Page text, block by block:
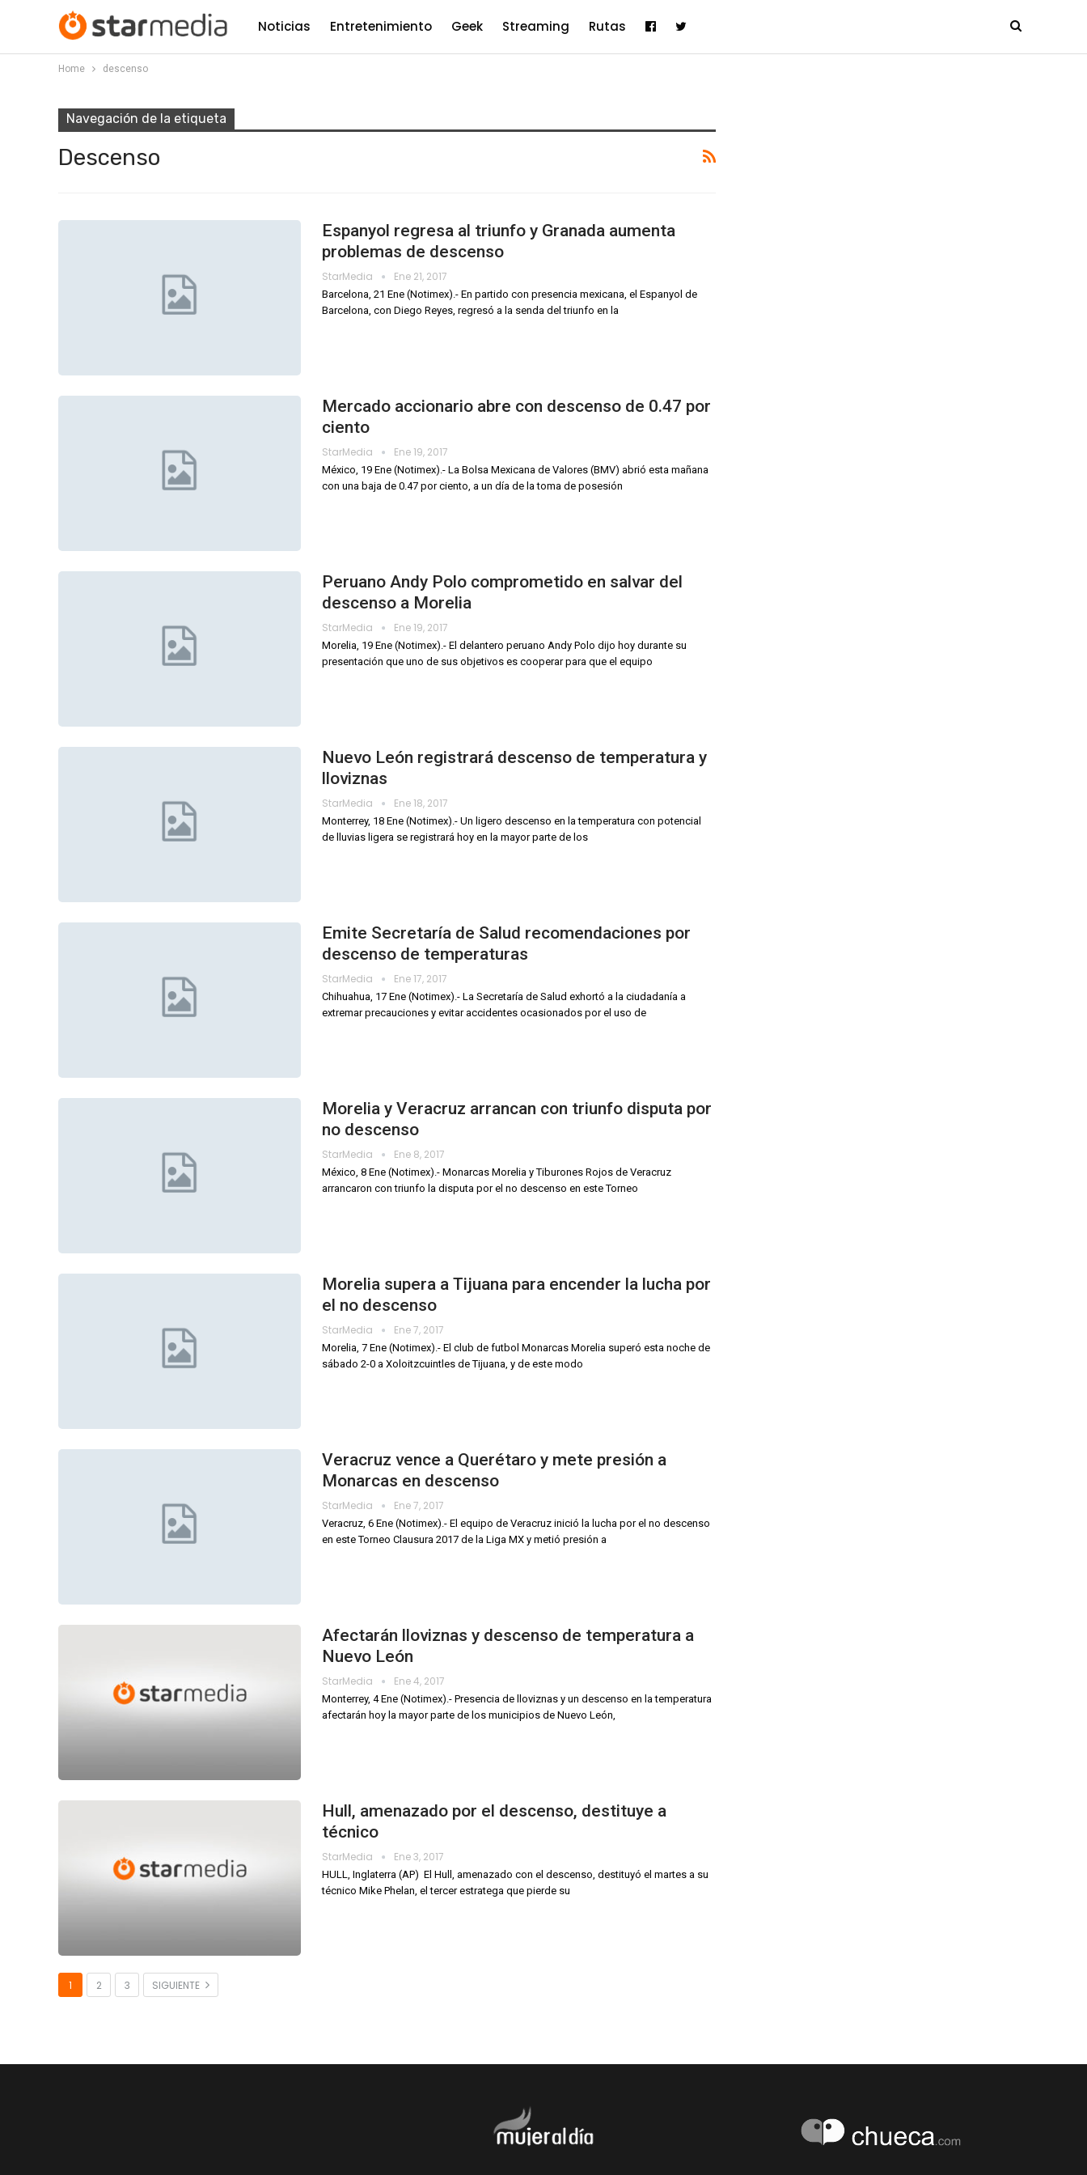
Noticias Entretenimiento Geek Streaming Rutas
Home descenso
Navegación de la etiqueta
Descenso
Espanyol regresa al triunfo y Granada aumenta
problemas de descenso
StarMedia Ene 21, 2017
Barcelona, 21 Ene (Notimex).- En partido con presencia mexicana, el Espanyol de
Barcelona, con Diego Reyes, regresó a la senda del triunfo en la
Mercado accionario abre con descenso de 0.47 por
ciento
StarMedia Ene 19, 2017
México, 19 Ene (Notimex).- La Bolsa Mexicana de Valores (BMV) abrió esta mañana
con una baja de 0.47 por ciento, a un día de la toma de posesión
Peruano Andy Polo comprometido en salvar del
descenso a Morelia
StarMedia Ene 19, 2017
Morelia, 19 Ene (Notimex).- El delantero peruano Andy Polo dijo hoy durante su
presentación que uno de sus objetivos es cooperar para que el equipo
Nuevo León registrará descenso de temperatura y
lloviznas
StarMedia Ene 18, 2017
Monterrey, 18 Ene (Notimex).- Un ligero descenso en la temperatura con potencial
de lluvias ligera se registrará hoy en la mayor parte de los
Emite Secretaría de Salud recomendaciones por
descenso de temperaturas
StarMedia Ene 17, 2017
Chihuahua, 17 Ene (Notimex).- La Secretaría de Salud exhortó a la ciudadanía a
extremar precauciones y evitar accidentes ocasionados por el uso de
Morelia y Veracruz arrancan con triunfo disputa por
no descenso
StarMedia Ene 8, 2017
México, 8 Ene (Notimex).- Monarcas Morelia y Tiburones Rojos de Veracruz
arrancaron con triunfo la disputa por el no descenso en este Torneo
Morelia supera a Tijuana para encender la lucha por
el no descenso
StarMedia Ene 7, 2017
Morelia, 7 Ene (Notimex).- El club de futbol Monarcas Morelia superó esta noche de
sábado 2-0 a Xoloitzcuintles de Tijuana, y de este modo
Veracruz vence a Querétaro y mete presión a
Monarcas en descenso
StarMedia Ene 7, 2017
Veracruz, 6 Ene (Notimex).- El equipo de Veracruz inició la lucha por el no descenso
en este Torneo Clausura 2017 de la Liga MX y metió presión a
Afectarán lloviznas y descenso de temperatura a
Nuevo León
StarMedia Ene 4, 2017
Monterrey, 4 Ene (Notimex).- Presencia de lloviznas y un descenso en la temperatura
afectarán hoy la mayor parte de los municipios de Nuevo León,
Hull, amenazado por el descenso, destituye a
técnico
StarMedia Ene 3, 2017
HULL, Inglaterra (AP)  El Hull, amenazado con el descenso, destituyó el martes a su
técnico Mike Phelan, el tercer estratega que pierde su
1 2 3 SIGUIENTE